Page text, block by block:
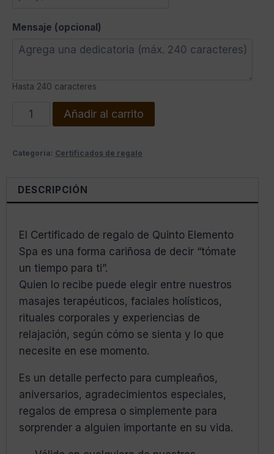
Mensaje (opcional)
Hasta 240 caracteres
Añadir al carrito
Categoria: Certificados de regalo
DESCRIPCIÓN
El Certificado de regalo de Quinto Elemento
Spa es una forma cariñosa de decir “tómate
un tiempo para ti”.
Quien lo recibe puede elegir entre nuestros
masajes terapéuticos, faciales holísticos,
rituales corporales y experiencias de
relajación, según cómo se sienta y lo que
necesite en ese momento.
Es un detalle perfecto para cumpleaños,
aniversarios, agradecimientos especiales,
regalos de empresa o simplemente para
sorprender a alguien importante en su vida.